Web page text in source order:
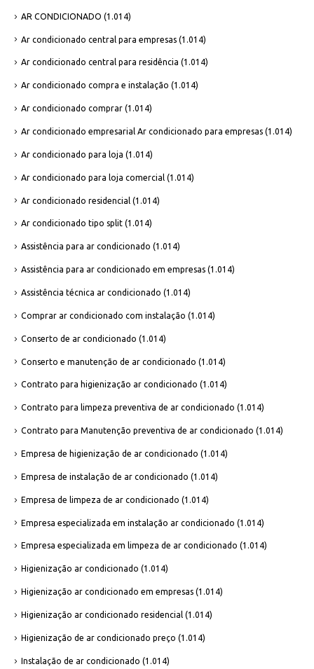
AR CONDICIONADO (1.014)
Ar condicionado central para empresas (1.014)
Ar condicionado central para residência (1.014)
Ar condicionado compra e instalação (1.014)
Ar condicionado comprar (1.014)
Ar condicionado empresarial Ar condicionado para empresas (1.014)
Ar condicionado para loja (1.014)
Ar condicionado para loja comercial (1.014)
Ar condicionado residencial (1.014)
Ar condicionado tipo split (1.014)
Assistência para ar condicionado (1.014)
Assistência para ar condicionado em empresas (1.014)
Assistência técnica ar condicionado (1.014)
Comprar ar condicionado com instalação (1.014)
Conserto de ar condicionado (1.014)
Conserto e manutenção de ar condicionado (1.014)
Contrato para higienização ar condicionado (1.014)
Contrato para limpeza preventiva de ar condicionado (1.014)
Contrato para Manutenção preventiva de ar condicionado (1.014)
Empresa de higienização de ar condicionado (1.014)
Empresa de instalação de ar condicionado (1.014)
Empresa de limpeza de ar condicionado (1.014)
Empresa especializada em instalação ar condicionado (1.014)
Empresa especializada em limpeza de ar condicionado (1.014)
Higienização ar condicionado (1.014)
Higienização ar condicionado em empresas (1.014)
Higienização ar condicionado residencial (1.014)
Higienização de ar condicionado preço (1.014)
Instalação de ar condicionado (1.014)